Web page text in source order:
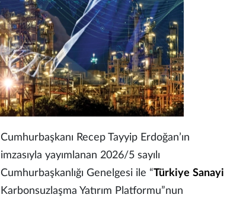
Cumhurbaşkanı Recep Tayyip Erdoğan’ın
imzasıyla yayımlanan 2026/5 sayılı
Cumhurbaşkanlığı Genelgesi ile “Türkiye Sanayi
Karbonsuzlaşma Yatırım Platformu”nun